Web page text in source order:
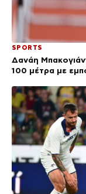
SPORTS
Δανάη
100 μέτρα με